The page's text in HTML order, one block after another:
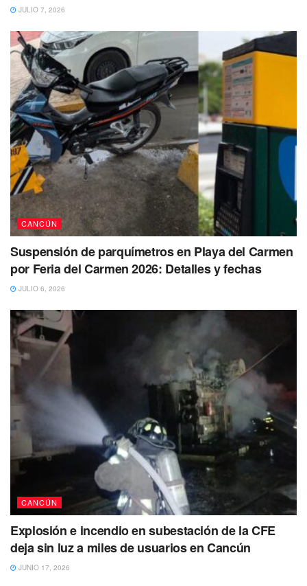
libertad. Las oportunidades personales que estabas
en ti misma y en los nuevos proyectos que quieres echar a
andar.
JULIO 7, 2026
CANCÚN
Suspensión de parquímetros en Playa del Carmen
por Feria del Carmen 2026: Detalles y fechas
JULIO 6, 2026
CANCÚN
Explosión e incendio en subestación de la CFE
deja sin luz a miles de usuarios en Cancún
JUNIO 17, 2026